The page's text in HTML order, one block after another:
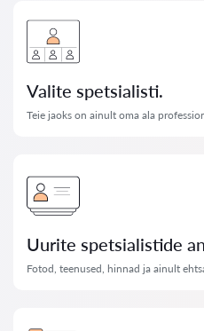
Valite spetsialisti.
Teie jaoks on ainult oma ala
Uurite spetsialistide
Fotod, teenused, hinnad ja ainult